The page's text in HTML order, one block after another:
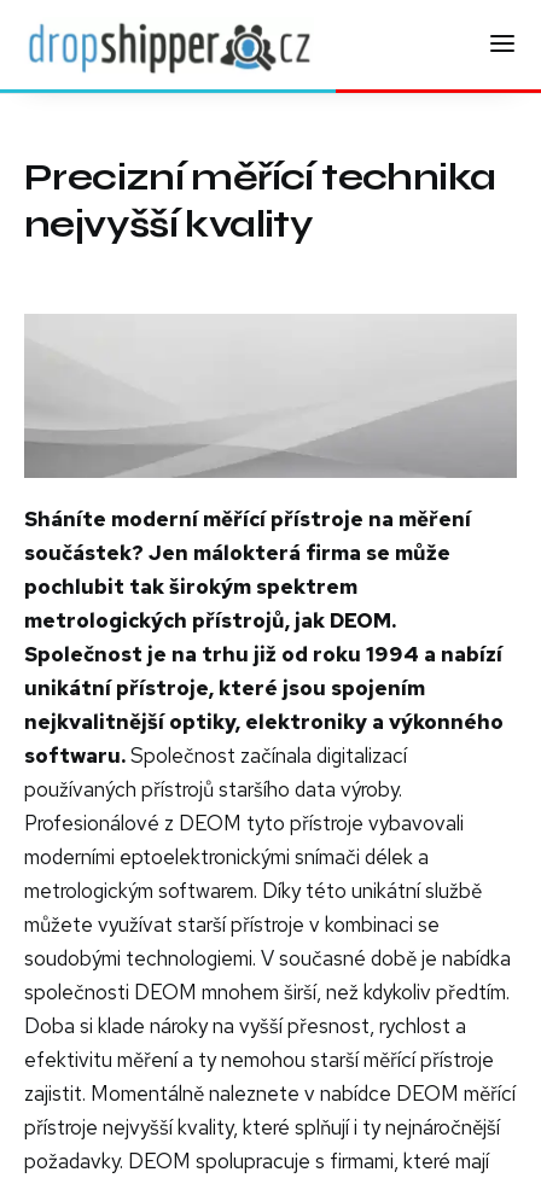
Precizní měřící technika
nejvyšší kvality
Sháníte moderní měřící přístroje na měření
součástek? Jen málokterá firma se může
pochlubit tak širokým spektrem
metrologických přístrojů, jak DEOM.
Společnost je na trhu již od roku 1994 a nabízí
unikátní přístroje, které jsou spojením
nejkvalitnější optiky, elektroniky a výkonného
softwaru.Společnost začínala digitalizací
používaných přístrojů staršího data výroby.
Profesionálové z DEOM tyto přístroje vybavovali
moderními eptoelektronickými snímači délek a
metrologickým softwarem. Díky této unikátní službě
můžete využívat starší přístroje v kombinaci se
soudobými technologiemi. V současné době je nabídka
společnosti DEOM mnohem širší, než kdykoliv předtím.
Doba si klade nároky na vyšší přesnost, rychlost a
efektivitu měření a ty nemohou starší měřící přístroje
zajistit. Momentálně naleznete v nabídce DEOM měřící
přístroje nejvyšší kvality, které splňují i ty nejnáročnější
požadavky. DEOM spolupracuje s firmami, které mají